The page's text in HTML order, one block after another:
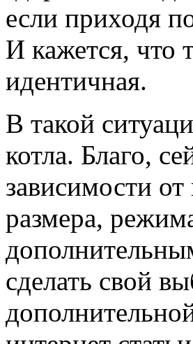
если приходя
И кажется, что
идентичная.
В такой
котла. Благо,
зависимости
размера,
сделать свой